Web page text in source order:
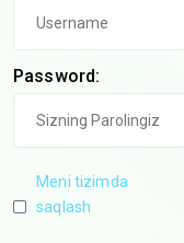
Password:
Meni tizimda
saqlash